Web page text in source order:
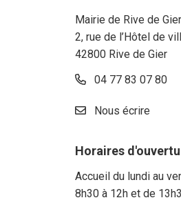
Mairie de Rive de Gier
2, rue de l’Hôtel de
42800 Rive de Gier
04 77 83 07 80
Nous écrire
Horaires
Accueil du lundi au
8h30 à 12h et de